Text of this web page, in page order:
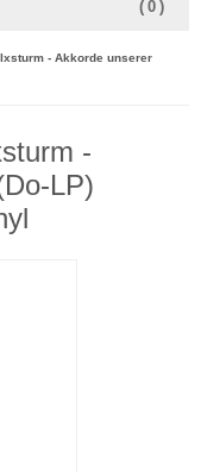
( 0 )
- Akkorde unserer
-
LP)